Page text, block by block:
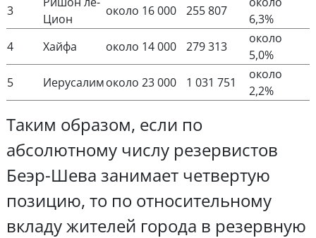
3
Цион
около 16 000 255 807
6,3%
4
Хайфа около 14 000 279 313
около
5,0%
5
Иерусалимоколо 23 000 1 031 751
около
2,2%
Таким образом, если по
абсолютному числу резервистов
Беэр-Шева занимает четвертую
позицию, то по относительному
вкладу жителей города в резервную